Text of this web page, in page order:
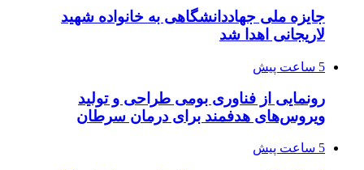
جایزه ملی جهاددانشگاهی به خانواده شهید
لاریجانی اهدا شد
5 ساعت پیش
رونمایی از فناوری بومی طراحی و تولید
ویروس‌های هدفمند برای درمان سرطان
5 ساعت پیش